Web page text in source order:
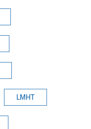
LMHT